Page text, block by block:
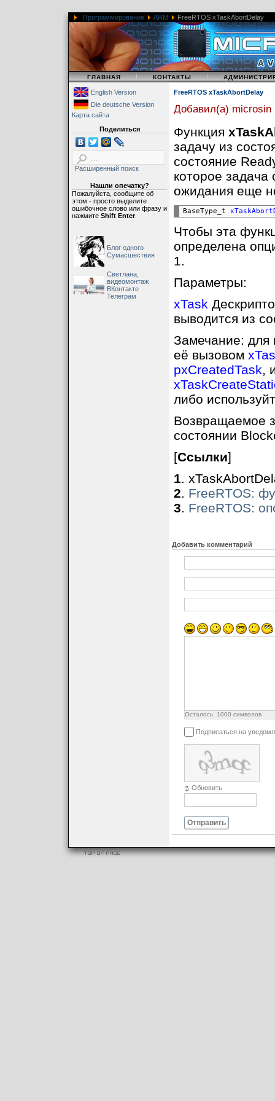
Программирование ARM FreeRTOS xTaskAbortDelay
| ГЛАВНАЯ | КОНТАКТЫ |
English Version
Die deutsche Version
Карта сайта
Поделиться
Расширенный поиск
Нашли опечатку?
Пожалуйста, сообщите об
этом - просто выделите
ошибочное слово или фразу и
нажмите Shift Enter.
Блог одного
Сумасшествия
Светлана,
видеомонтаж
ВКонтакте
Телеграм
FreeRTOS xTaskAbortDelay
Добавил(а) microsin
Функция
задачу из
состояние
которое
ожидания еще
BaseType_t
Чтобы эта
определена
1.
Параметры:
xTask
выводится из
Замечание: для
её вызовом
pxCreatedTask ,
либо
Возвращаемое
состоянии
[Ссылки]
1 .
2
FreeRTOS:
3
FreeRTOS:
Добавить комментарий
Осталось: 1000 символов
Подписаться на
Обновить
Отправить